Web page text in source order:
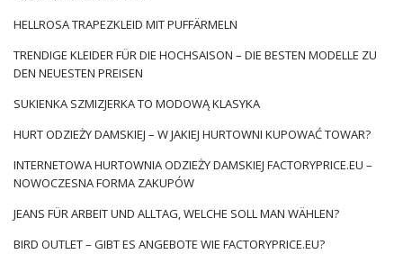
HELLROSA TRAPEZKLEID MIT PUFFÄRMELN
TRENDIGE KLEIDER FÜR DIE HOCHSAISON – DIE BESTEN MODELLE ZU
DEN NEUESTEN PREISEN
SUKIENKA SZMIZJERKA TO MODOWĄ KLASYKA
HURT ODZIEŻY DAMSKIEJ – W JAKIEJ HURTOWNI KUPOWAĆ TOWAR?
INTERNETOWA HURTOWNIA ODZIEŻY DAMSKIEJ FACTORYPRICE.EU –
NOWOCZESNA FORMA ZAKUPÓW
JEANS FÜR ARBEIT UND ALLTAG, WELCHE SOLL MAN WÄHLEN?
BIRD OUTLET – GIBT ES ANGEBOTE WIE FACTORYPRICE.EU?